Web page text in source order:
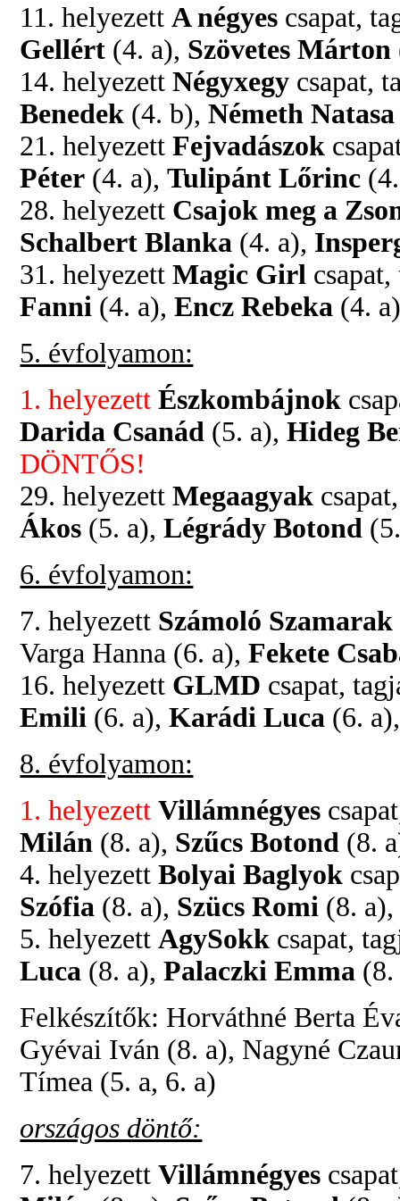
11. helyezettA négyes csapat,
Gellért (4. a), Szövetes Márton
14. helyezettNégyxegy csapat,
Benedek (4. b),Németh Natasa
21. helyezettFejvadászok
Péter (4. a),Tulipánt Lőrinc
28. helyezett Csajok meg a
Schalbert Blanka (4. a),
31. helyezettMagic Girl
Fanni (4. a),Encz Rebeka (4.
5. évfolyamon:
1. helyezettÉszkombájnok
Darida Csanád (5. a),Hideg
DÖNTŐS!
29. helyezettMegaagyak
Ákos (5. a),Légrády Botond
6. évfolyamon:
7. helyezett Számoló Szamarak
Varga Hanna (6. a),Fekete
16. helyezett GLMD csapat,
Emili (6. a),Karádi Luca (6.
8. évfolyamon:
1. helyezett Villámnégyes
Milán (8. a), Szűcs Botond (8.
4. helyezettBolyai Baglyok
Szófia (8. a), Szücs Romi (8.
5. helyezettAgySokk csapat,
Luca (8. a),Palaczki Emma
Felkészítők: Horváthné Berta
Gyévai Iván (8. a), Nagyné
Tímea (5. a, 6. a)
országos döntő:
7. helyezettVillámnégyes